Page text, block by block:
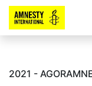
2021 -